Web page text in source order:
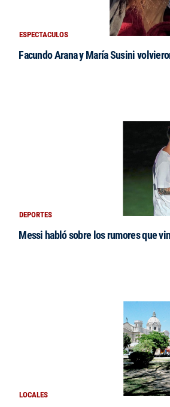
ESPECTACULOS
Facundo Arana y María Susini
DEPORTES
Messi habló sobre los rumores que
LOCALES